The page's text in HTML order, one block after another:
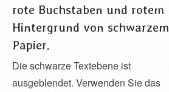
rote Buchstaben und rotem
Hintergrund von schwarzem
Papier.
Die schwarze Textebene ist
ausgeblendet. Verwenden Sie das